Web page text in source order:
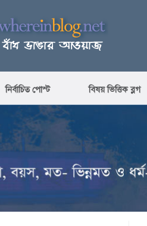
নির্বাচিত পোস্ট বিষয় ভিত্তিক ব্লগ